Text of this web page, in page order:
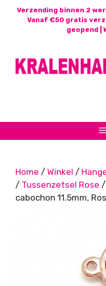
Verzending binnen 2
Vanaf €50 gratis
geopend |
Home / Winkel /
/ Tussenzetsel Rose /
cabochon 11.5mm,